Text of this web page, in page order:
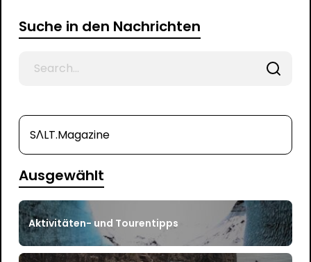
Suche in den Nachrichten
SΛLT.Magazine
Ausgewählt
Aktivitäten- und Tourentipps